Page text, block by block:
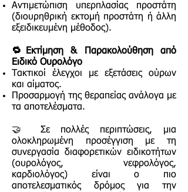
Αντιμετώπιση υπερπλασίας προστάτη
(διουρηθρική εκτομή προστάτη ή άλλη
εξειδικευμένη μέθοδος).
🔁Εκτίμηση & Παρακολούθηση από
Ειδικό Ουρολόγο
Τακτικοί έλεγχοι με εξετάσεις ούρων
και αίματος.
Προσαρμογή της θεραπείας ανάλογα με
τα αποτελέσματα.
🤝 Σε πολλές περιπτώσεις, μια
ολοκληρωμένη προσέγγιση με τη
συνεργασία διαφορετικών ειδικοτήτων
(ουρολόγος, νεφρολόγος,
καρδιολόγος) είναι ο πιο
αποτελεσματικός δρόμος για την